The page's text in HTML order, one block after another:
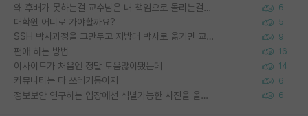
왜 후배가 못하는걸 교수님은 내 책임으로 돌리는걸까요? 6
대학원 어디로 가야할까요? 5
SSH 박사과정을 그만두고 지방대 박사로 옮기면 교수의 꿈은 끝일까요? 9
편애 하는 방법 16
이사이트가 처음엔 정말 도움많이됐는데 14
커뮤니티는 다 쓰레기통이지 6
정보보안 연구하는 입장에선 식별가능한 사진을 올리는건 비추이긴함 6